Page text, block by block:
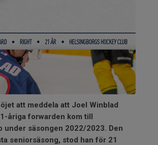
att meddela att Joel Winblad
åriga forwarden kom till
säsongen 2022/2023. Den
seniorsäsong, stod han för 21